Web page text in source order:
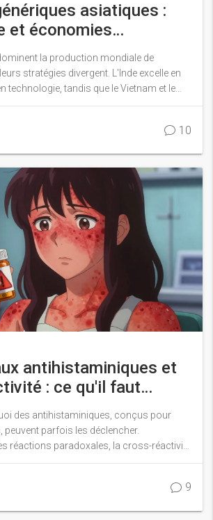
asiatiques :
et économies
la production mondiale de
stratégies divergent. L'Inde excelle en
technologie, tandis que le Vietnam et le
en puissance. Découvrez les enjeux de
abordables.
10
antihistaminiques et
: ce qu'il faut
des antihistaminiques, conçus pour
peuvent parfois les déclencher.
réactions paradoxales, la cross-réactivité
stratégies de gestion.
9